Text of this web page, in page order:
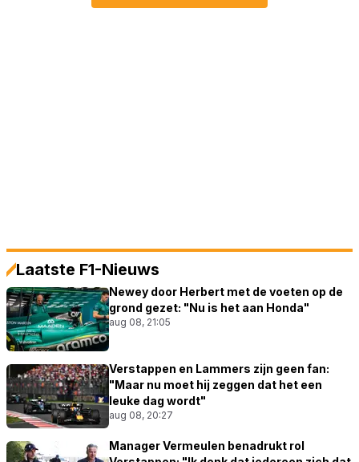
Laatste F1-Nieuws
Newey door Herbert met de voeten op de
grond gezet: "Nu is het aan Honda"
aug 08, 21:05
Verstappen en Lammers zijn geen fan:
"Maar nu moet hij zeggen dat het een
leuke dag wordt"
aug 08, 20:27
Manager Vermeulen benadrukt rol